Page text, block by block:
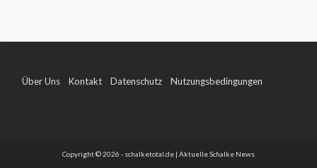
Über Uns Kontakt Datenschutz Nutzungsbedingungen
Copyright © 2026 - schalketotal.de | Aktuelle Schalke News